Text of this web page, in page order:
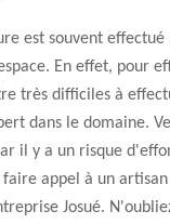
est souvent
En effet, pour
très difficiles à
dans le domaine.
il y a un risque
appel à un
Josué.